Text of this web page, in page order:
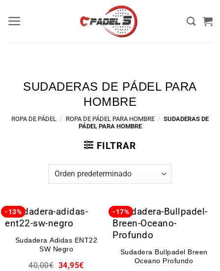
SUDADERAS DE PÁDEL PARA
HOMBRE
ROPA DE PÁDEL / ROPA DE PÁDEL PARA HOMBRE / SUDADERAS DE
PÁDEL PARA HOMBRE
FILTRAR
-13%
Sudadera Adidas ENT22
SW Negro
40,00€ 34,95€
-17%
Sudadera Bullpadel Breen
Oceano Profundo